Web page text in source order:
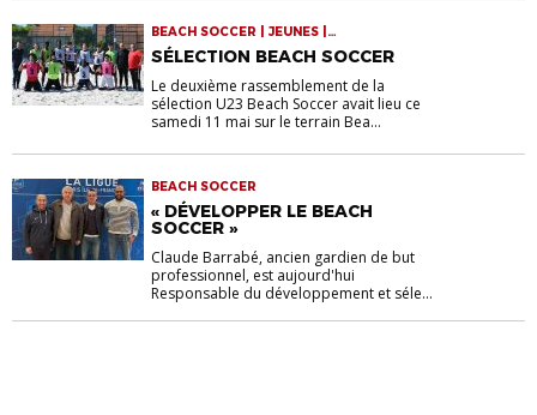
BEACH SOCCER | JEUNES |
RASSEMBLEMENTS
SÉLECTION BEACH SOCCER
Le deuxième rassemblement de la
sélection U23 Beach Soccer avait lieu ce
samedi 11 mai sur le terrain Bea...
BEACH SOCCER
« DÉVELOPPER LE BEACH
SOCCER »
Claude Barrabé, ancien gardien de but
professionnel, est aujourd'hui
Responsable du développement et séle...